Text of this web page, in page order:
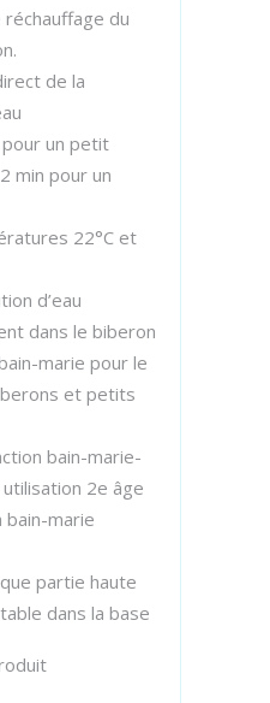
du
de la
un petit
min pour un
22°C et
d’eau
dans le biberon
marie pour le
et petits
bain-marie-
2e âge
bain-marie
partie haute
dans la base